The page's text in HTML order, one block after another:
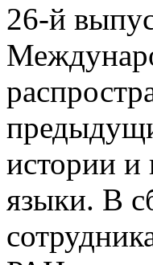
26-й
истории и
языки. В